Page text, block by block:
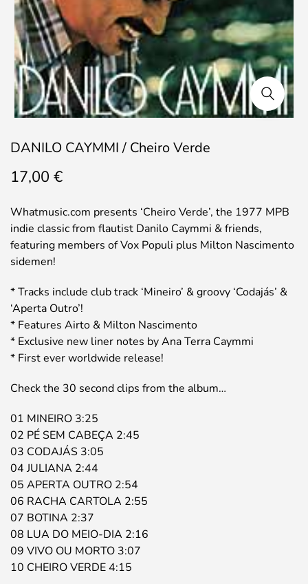
DANILO CAYMMI / Cheiro Verde
17,00 €
Whatmusic.com presents ‘Cheiro Verde’, the 1977 MPB
indie classic from flautist Danilo Caymmi & friends,
featuring members of Vox Populi plus Milton Nascimento
sidemen!
* Tracks include club track ‘Mineiro’ & groovy ‘Codajás’ &
‘Aperta Outro’!
* Features Airto & Milton Nascimento
* Exclusive new liner notes by Ana Terra Caymmi
* First ever worldwide release!
Check the 30 second clips from the album…
01 MINEIRO 3:25
02 PÉ SEM CABEÇA 2:45
03 CODAJÁS 3:05
04 JULIANA 2:44
05 APERTA OUTRO 2:54
06 RACHA CARTOLA 2:55
07 BOTINA 2:37
08 LUA DO MEIO-DIA 2:16
09 VIVO OU MORTO 3:07
10 CHEIRO VERDE 4:15